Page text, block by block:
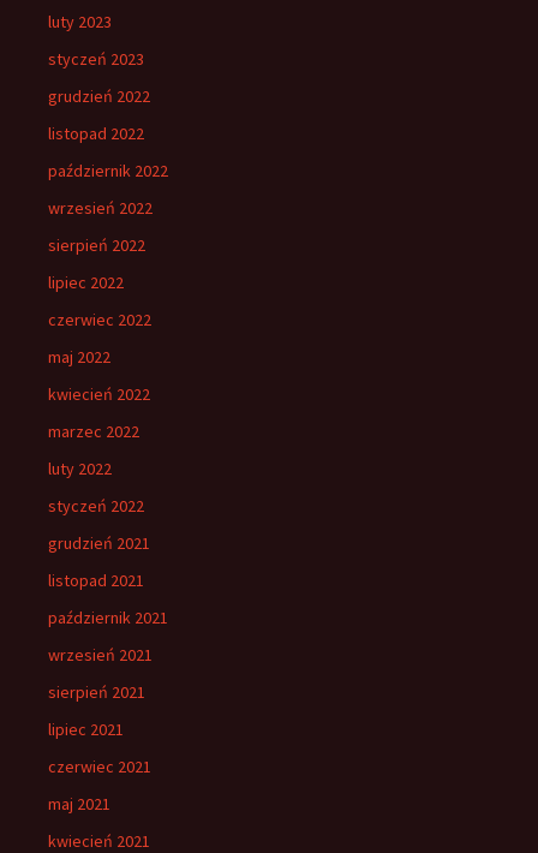
luty 2023
styczeń 2023
grudzień 2022
listopad 2022
październik 2022
wrzesień 2022
sierpień 2022
lipiec 2022
czerwiec 2022
maj 2022
kwiecień 2022
marzec 2022
luty 2022
styczeń 2022
grudzień 2021
listopad 2021
październik 2021
wrzesień 2021
sierpień 2021
lipiec 2021
czerwiec 2021
maj 2021
kwiecień 2021